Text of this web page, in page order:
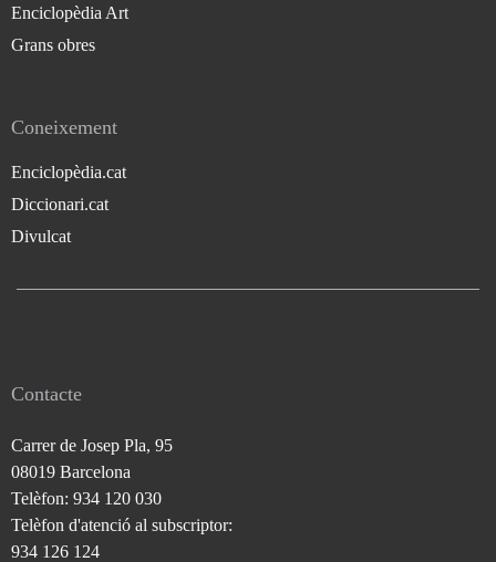
Enciclopèdia Art
Grans obres
Coneixement
Enciclopèdia.cat
Diccionari.cat
Divulcat
Contacte
Carrer de Josep Pla, 95
08019 Barcelona
Telèfon: 934 120 030
Telèfon d'atenció al subscriptor:
934 126 124